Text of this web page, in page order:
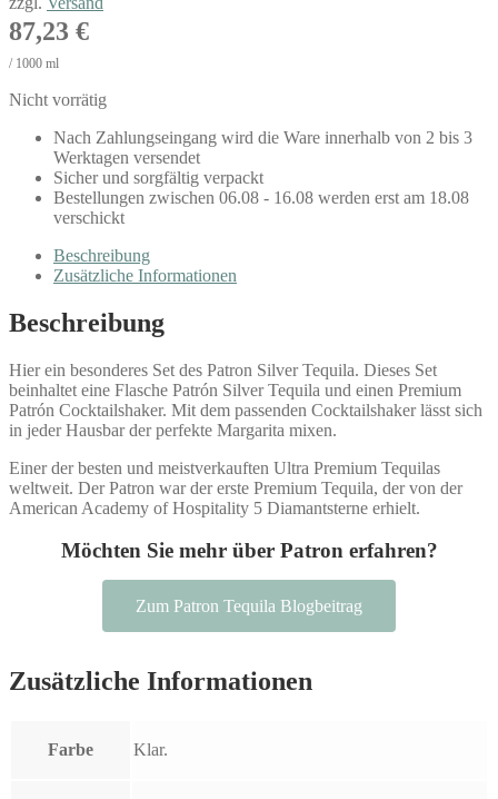
87,23 €
/ 1000 ml
Nicht vorrätig
Nach Zahlungseingang wird die Ware innerhalb von 2 bis 3
Werktagen versendet
Sicher und sorgfältig verpackt
Bestellungen zwischen 06.08 - 16.08 werden erst am 18.08
verschickt
Beschreibung
Zusätzliche Informationen
Beschreibung
Hier ein besonderes Set des Patron Silver Tequila. Dieses Set
beinhaltet eine Flasche Patrón Silver Tequila und einen Premium
Patrón Cocktailshaker. Mit dem passenden Cocktailshaker lässt sich
in jeder Hausbar der perfekte Margarita mixen.
Einer der besten und meistverkauften Ultra Premium Tequilas
weltweit. Der Patron war der erste Premium Tequila, der von der
American Academy of Hospitality 5 Diamantsterne erhielt.
Möchten Sie mehr über Patron erfahren?
Zum Patron Tequila Blogbeitrag
Zusätzliche Informationen
Farbe Klar.